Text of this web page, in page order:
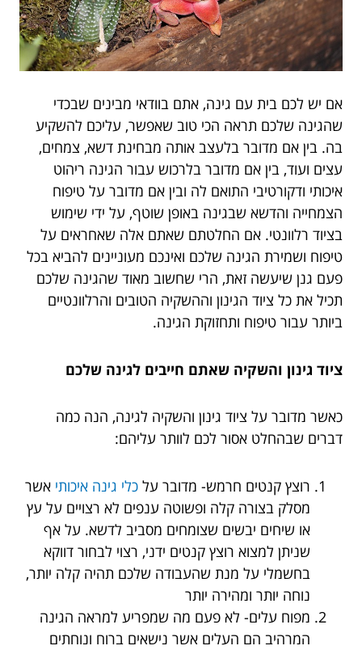
אם יש לכם בית עם גינה, אתם בוודאי מבינים שבכדי
שהגינה שלכם תראה הכי טוב שאפשר, עליכם להשקיע
בה. בין אם מדובר בלעצב אותה מבחינת דשא, צמחים,
עצים ועוד, בין אם מדובר בלרכוש עבור הגינה ריהוט
איכותי ודקורטיבי התואם לה ובין אם מדובר על טיפוח
הצמחייה והדשא שבגינה באופן שוטף, על ידי שימוש
בציוד רלוונטי. אם החלטתם שאתם אלה שאחראים על
טיפוח ושמירת הגינה שלכם ואינכם מעוניינים להביא בכל
פעם גנן שיעשה זאת, הרי שחשוב מאוד שהגינה שלכם
תכיל את כל ציוד הגינון וההשקיה הטובים והרלוונטיים
ביותר עבור טיפוח ותחזוקת הגינה.
ציוד גינון והשקיה שאתם חייבים לגינה שלכם
כאשר מדובר על ציוד גינון והשקיה לגינה, הנה כמה
דברים שבהחלט אסור לכם לוותר עליהם:
רוצץ קנטים חרמש- מדובר על כלי גינה איכותי אשר
מסלק בצורה קלה ופשוטה ענפים לא רצויים על עץ
או שיחים יבשים שצומחים מסביב לדשא. על אף
שניתן למצוא רוצץ קנטים ידני, רצוי לבחור דווקא
בחשמלי על מנת שהעבודה שלכם תהיה קלה יותר,
נוחה יותר ומהירה יותר
מפוח עלים- לא פעם מה שמפריע למראה הגינה
המרהיב הם העלים אשר נישאים ברוח ונוחתים